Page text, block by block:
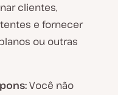
clientes,
e fornecer
ou outras
Você não